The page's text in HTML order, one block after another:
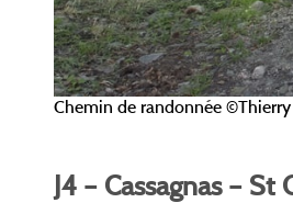
Chemin de randonnée
J4 – Cassagnas –